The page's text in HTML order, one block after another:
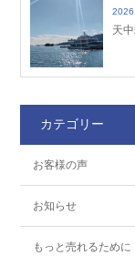
天
カテゴリー
お客様の声
お知らせ
もっと売れるために